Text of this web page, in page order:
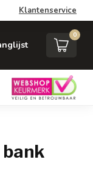
Klantenservice
0